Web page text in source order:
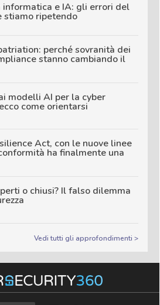
informatica e IA: gli errori del
stiamo ripetendo
perché sovranità dei
stanno cambiando il
modelli AI per la cyber
come orientarsi
Act, con le nuove linee
ha finalmente una
o chiusi? Il falso dilemma
Vedi tutti gli approfondimenti >